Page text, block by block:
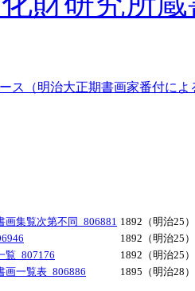
ス（明治大正期書画家番付によ
画集覧次第不同_806881 1892（明治25）
1892（明治25）
覧_807176
1892（明治25）
画一覧表_806886 1895（明治28）